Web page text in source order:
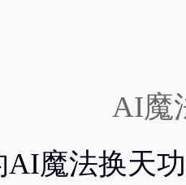
AI魔
AI魔法换天